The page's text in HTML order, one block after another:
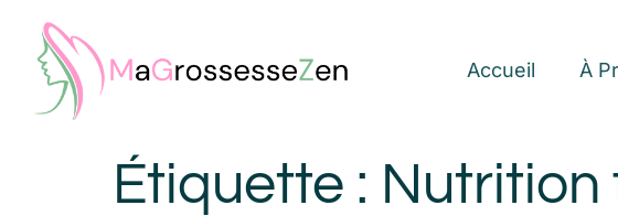
Accueil À
Étiquette : Nutrition